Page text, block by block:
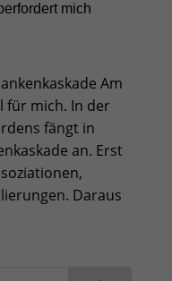
mich
Am
für mich. In der
fängt in
an. Erst
Daraus